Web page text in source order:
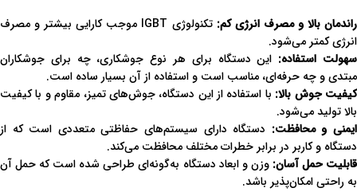
راندمان بالا و مصرف انرژی کم:
تکنولوژی IGBT موجب کارایی بیشتر و مصرف
انرژی کمتر می‌شود.
سهولت استفاده: این دستگاه برای هر نوع جوشکاری، چه برای جوشکاران
مبتدی و چه حرفه‌ای، مناسب است و استفاده از آن بسیار ساده است.
کیفیت جوش بالا: با استفاده از این دستگاه، جوش‌های تمیز، مقاوم و با کیفیت
بالا تولید می‌شود.
ایمنی و محافظت: دستگاه دارای سیستم‌های حفاظتی متعددی است که از
دستگاه و کاربر در برابر خطرات مختلف محافظت می‌کند.
قابلیت حمل آسان: وزن و ابعاد دستگاه به‌گونه‌ای طراحی شده است که حمل آن
به راحتی امکان‌پذیر باشد.